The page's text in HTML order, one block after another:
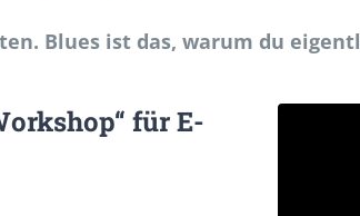
Blues ist das, warum du
für E-